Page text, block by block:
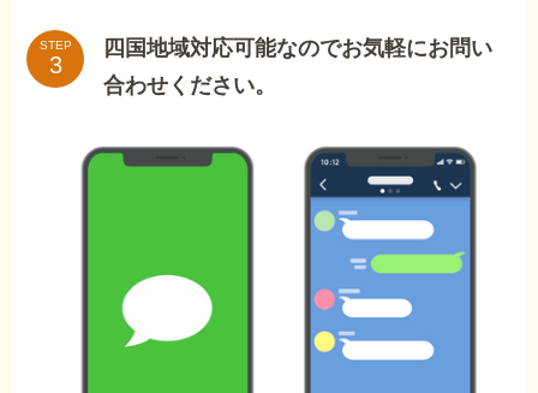
STEP
四国地域対応可能なのでお気軽にお問い
合わせください。